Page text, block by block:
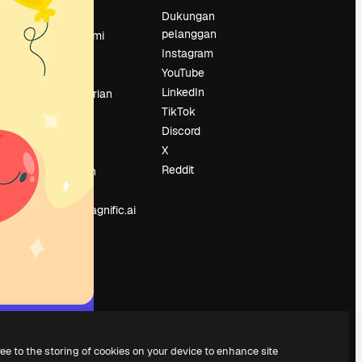
Harga
Tentang kami
Reviews
Karier
Tren pencarian
Blog
Acara
Slidesgo
Jual konten
Ruang pers
Mencari magnific.ai
Dukungan
pelanggan
Instagram
YouTube
LinkedIn
TikTok
Discord
X
Reddit
to the storing of cookies on your device to enhance site